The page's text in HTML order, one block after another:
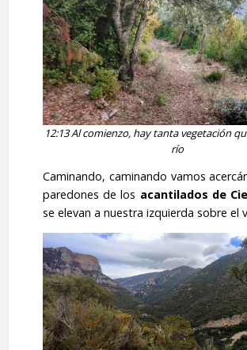
12:13 Al comienzo, hay tanta vegetación
río
Caminando, caminando vamos
paredones de los acantilados de
se elevan a nuestra izquierda sobre el